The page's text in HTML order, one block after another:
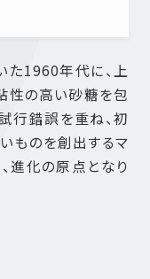
た1960年代に、上
性の高い砂糖を包
行錯誤を重ね、初
ものを創出するマ
進化の原点となり